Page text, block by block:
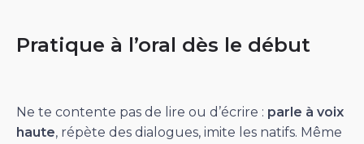
Pratique à l’oral dès le début
Ne te contente pas de lire ou d’écrire : parle à voix
haute, répète des dialogues, imite les natifs. Même